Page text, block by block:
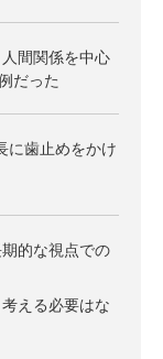
間関係を中心
だった
に歯止めをかけ
的な視点での
える必要はな